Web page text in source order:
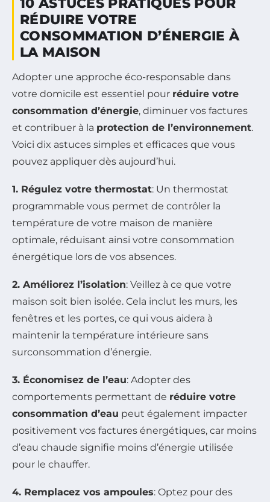
RÉDUIRE VOTRE
CONSOMMATION D’ÉNERGIE À
LA MAISON
Adopter une approche éco-responsable dans
votre domicile est essentiel pour réduire votre
consommation d’énergie, diminuer vos factures
et contribuer à la protection de l’environnement.
Voici dix astuces simples et efficaces que vous
pouvez appliquer dès aujourd’hui.
1. Régulez votre thermostat: Un thermostat
programmable vous permet de contrôler la
température de votre maison de manière
optimale, réduisant ainsi votre consommation
énergétique lors de vos absences.
2. Améliorez l’isolation: Veillez à ce que votre
maison soit bien isolée. Cela inclut les murs, les
fenêtres et les portes, ce qui vous aidera à
maintenir la température intérieure sans
surconsommation d’énergie.
3. Économisez de l’eau: Adopter des
comportements permettant de réduire votre
consommation d’eau peut également impacter
positivement vos factures énergétiques, car moins
d’eau chaude signifie moins d’énergie utilisée
pour le chauffer.
4. Remplacez vos ampoules: Optez pour des